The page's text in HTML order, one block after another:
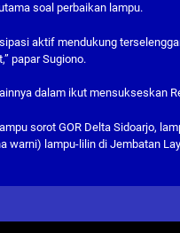
soal perbaikan lampu.
aktif mendukung
papar Sugiono.
dalam ikut mensukseskan
sorot GOR Delta Sidoarjo,
warni) lampu-lilin di Jembatan